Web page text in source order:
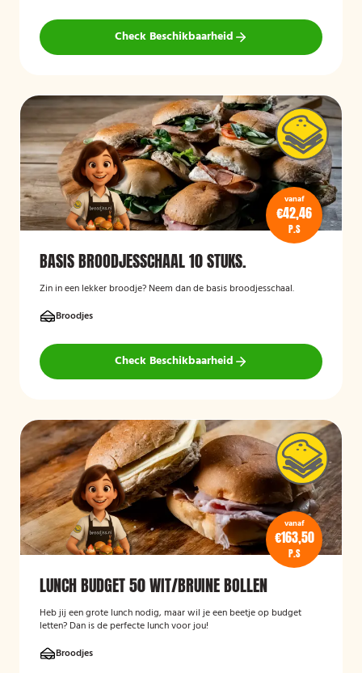
Check Beschikbaarheid
vanaf
€42,46
P.S
BASIS BROODJESSCHAAL 10 STUKS.
Zin in een lekker broodje? Neem dan de basis broodjesschaal.
Broodjes
Check Beschikbaarheid
vanaf
€163,50
P.S
LUNCH BUDGET 50 WIT/BRUINE BOLLEN
Heb jij een grote lunch nodig, maar wil je een beetje op budget
letten? Dan is de perfecte lunch voor jou!
Broodjes